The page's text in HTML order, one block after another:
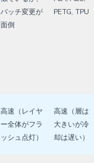
バッチ変更が
面倒
PETG, TPU
高速（レイヤ
ー全体がフラ
ッシュ点灯）
高速（層は
大きいが冷
却は遅い）